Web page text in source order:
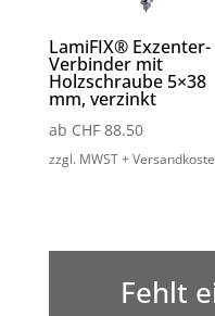
LamiFIX® Exzenter-
Verbinder mit
Holzschraube 5×38
mm, verzinkt
ab CHF88.50
zzgl. MWST +
Fehlt